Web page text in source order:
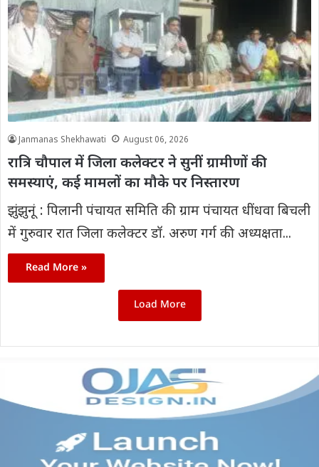
Janmanas Shekhawati August 06, 2026
रात्रि चौपाल में जिला कलेक्टर ने सुनीं ग्रामीणों की
समस्याएं, कई मामलों का मौके पर निस्तारण
झुंझुनूं : पिलानी पंचायत समिति की ग्राम पंचायत धींधवा बिचली
में गुरुवार रात जिला कलेक्टर डॉ. अरुण गर्ग की अध्यक्षता...
Read More »
Load More